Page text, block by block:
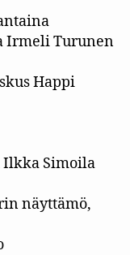
Irmeli Turunen
Happi
Simoila
näyttämö,